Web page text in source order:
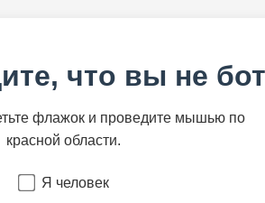
что вы не бот
флажок и проведите мышью по
красной области.
Я человек